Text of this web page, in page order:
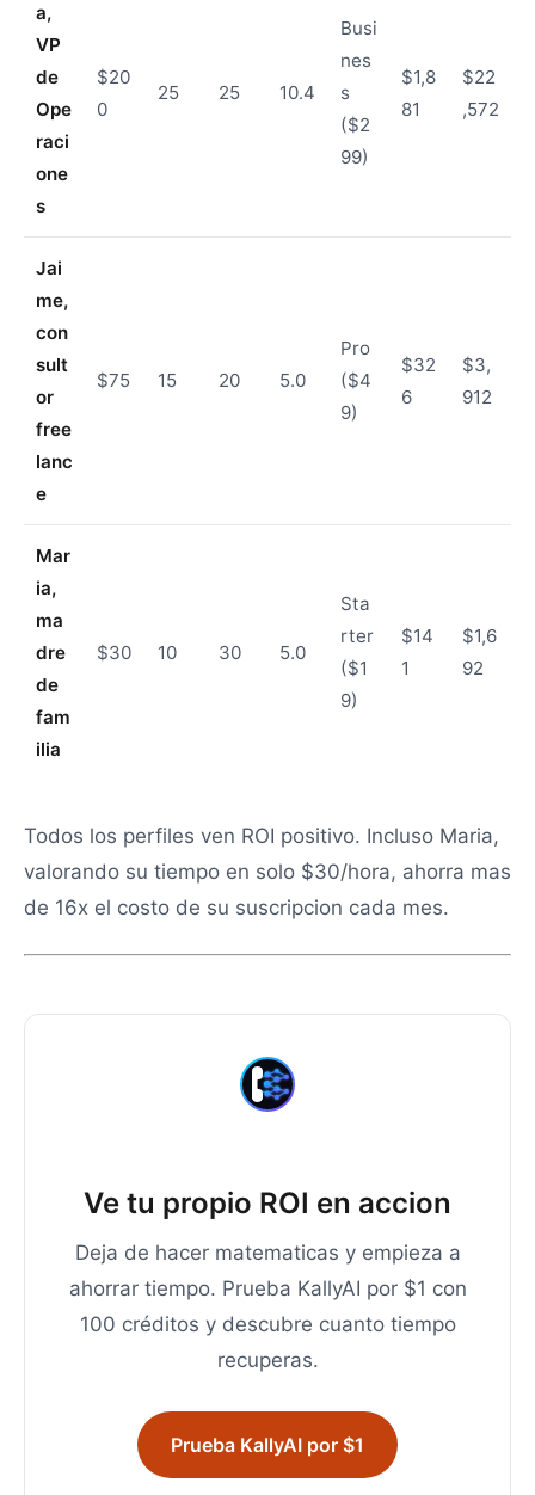
a,
VP
de
Ope
raci
one
s
$20
0
25 25 10.4
Busi
nes
s
($2
99)
$1,8
81
$22
,572
Jai
me,
con
sult
or
free
lanc
e
$75 15 20 5.0
Pro
($4
9)
$32
6
$3,
912
Mar
ia,
ma
dre
de
fam
ilia
$30 10 30 5.0
Sta
rter
($1
9)
$14
1
$1,6
92
Todos los perfiles ven ROI positivo. Incluso Maria,
valorando su tiempo en solo $30/hora, ahorra mas
de 16x el costo de su suscripcion cada mes.
Ve tu propio ROI en accion
Deja de hacer matematicas y empieza a
ahorrar tiempo. Prueba KallyAI por $1 con
100 créditos y descubre cuanto tiempo
recuperas.
Prueba KallyAI por $1